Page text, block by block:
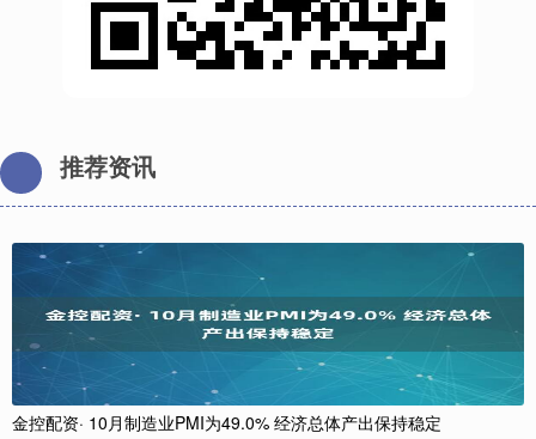
推荐资讯
金控配资· 10月制造业PMI为49.0% 经济总体产出保持稳定